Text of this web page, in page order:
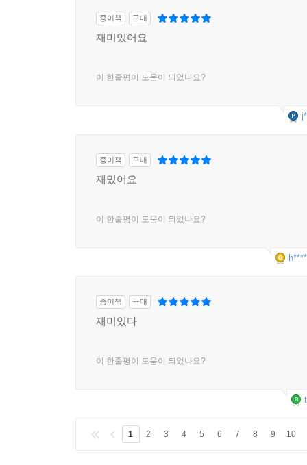
종이책 구매
재미있어요
이 한줄평이 도움이 되었나요?
종이책 구매
재밌어요
이 한줄평이 도움이 되었나요?
종이책 구매
재미있다
이 한줄평이 도움이 되었나요?
1 2 3 4 5 6 7 8 9 10